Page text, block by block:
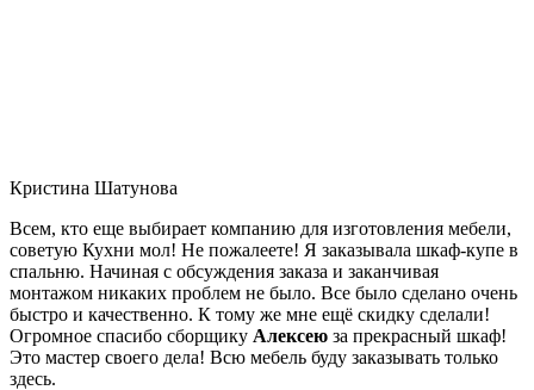
Кристина Шатунова
Всем, кто еще выбирает компанию для изготовления мебели,
советую Кухни мол! Не пожалеете! Я заказывала шкаф-купе в
спальню. Начиная с обсуждения заказа и заканчивая
монтажом никаких проблем не было. Все было сделано очень
быстро и качественно. К тому же мне ещё скидку сделали!
Огромное спасибо сборщику Алексею за прекрасный шкаф!
Это мастер своего дела! Всю мебель буду заказывать только
здесь.